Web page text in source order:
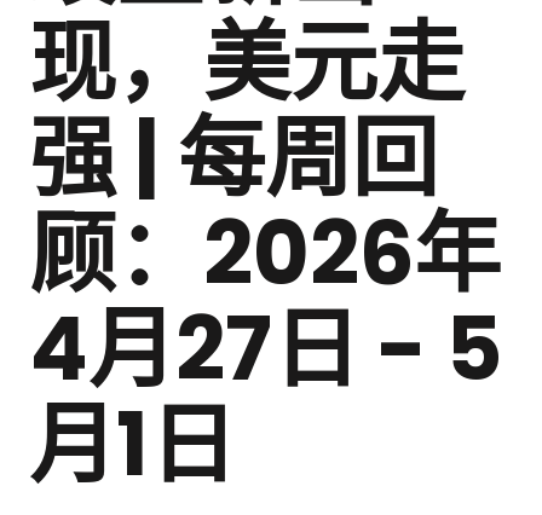
现，美元走
强 | 每周回
顾：2026年
4月27日 - 5
月1日